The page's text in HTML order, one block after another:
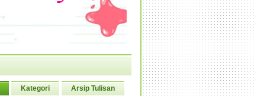
Kategori Arsip Tulisan